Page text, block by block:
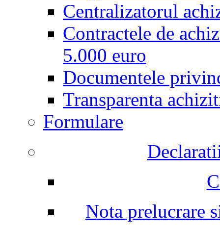
Centralizatorul
Contractele de
5.000 euro
Documentele
Transparenta
Formulare
Nota prelucrare